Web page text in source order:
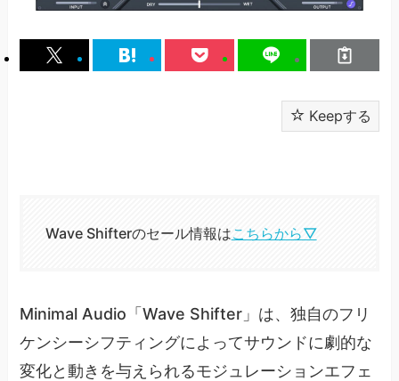
Keepする
Wave Shifterのセール情報はこちらから▽
Minimal Audio「Wave Shifter」は、独自のフリ
ケンシーシフティングによってサウンドに劇的な
変化と動きを与えられるモジュレーションエフェ